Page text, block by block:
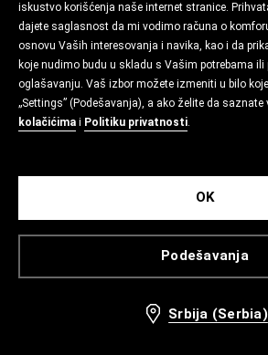
iskustvo korišćenja naše internet stranice.
dajete saglasnost da mi vodimo računa o
osnovu Vaših interesovanja i navika, kao i da
koje nudimo budu u skladu s Vašim potrebama
oglašavanju. Vaš izbor možete izmeniti u bilo
„Settings” (Podešavanja), a ako želite da saznate
kolačićima i Politiku privatnosti.
Podešavanja
OK
Srbija (Serbia)